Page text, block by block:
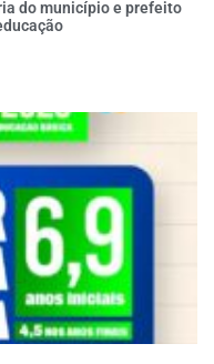
do município e prefeito